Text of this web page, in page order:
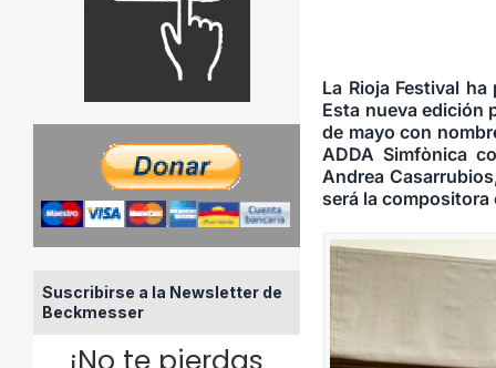
Suscribirse a la Newsletter de
Beckmesser
La Rioja Festival
Esta nueva edición
de mayo con
ADDA Simfònica
Andrea
será la compositora